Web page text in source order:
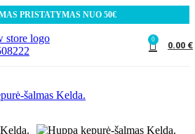
PRISTATYMAS NUO 50€
0 0.00 €